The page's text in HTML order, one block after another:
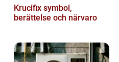
Krucifix symbol,
berättelse och närvaro